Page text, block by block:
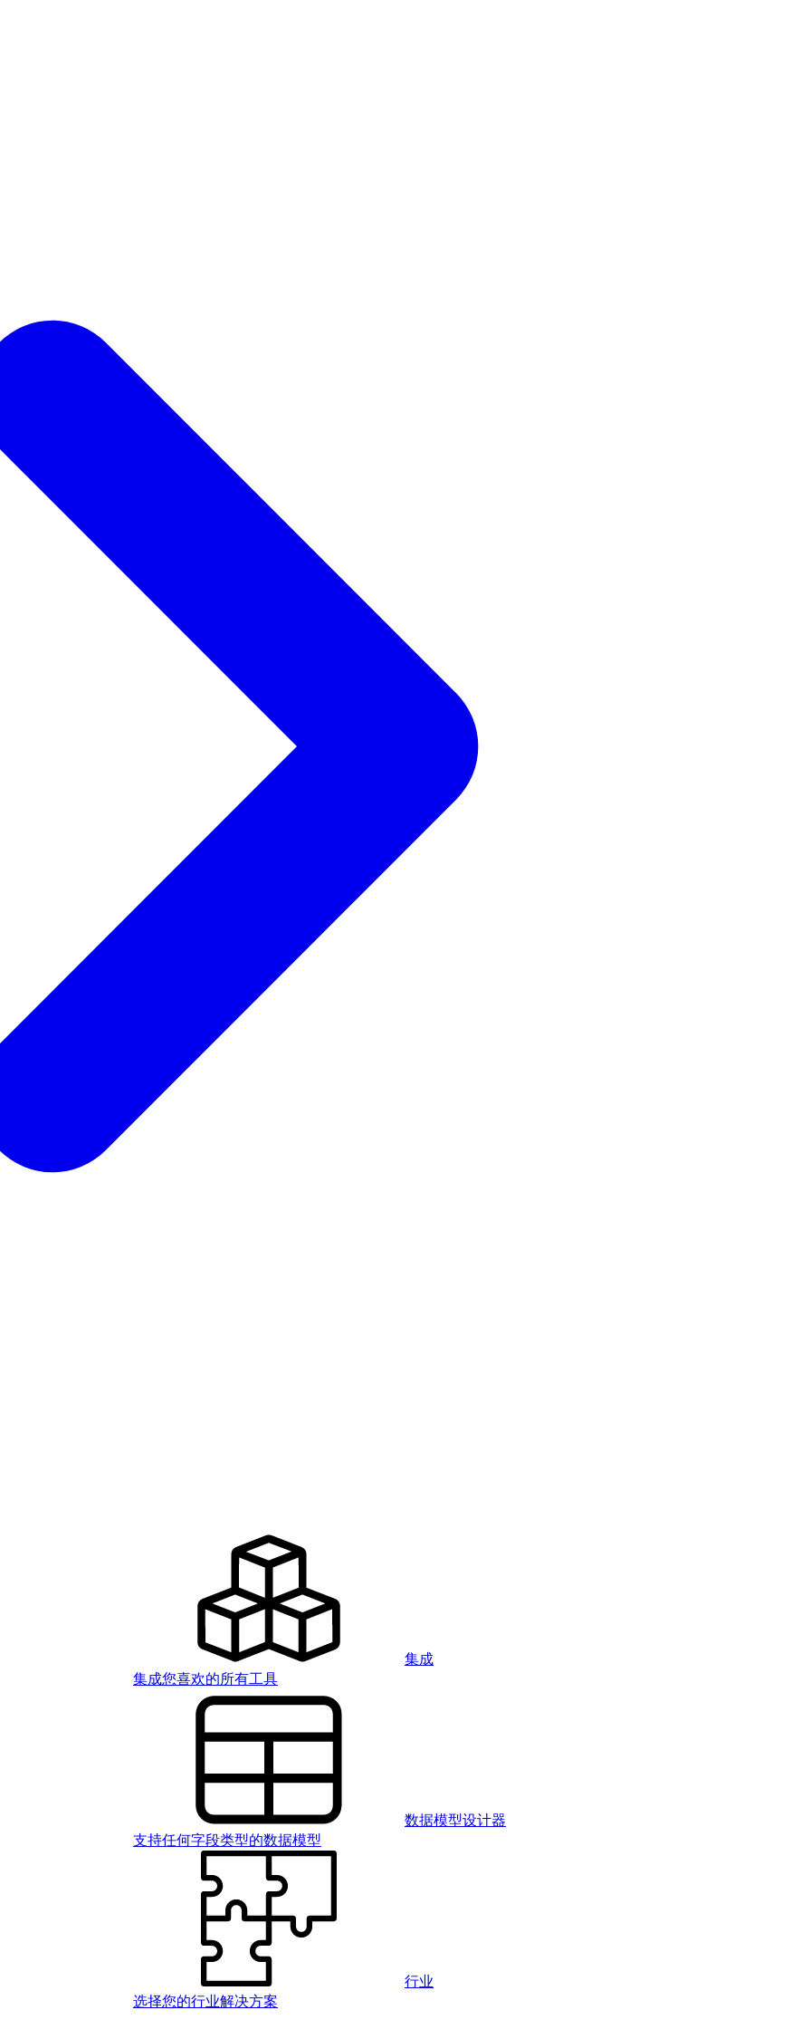
集成
集成您喜欢的所有工具
数据模型设计器
支持任何字段类型的数据模型
行业
选择您的行业解决方案